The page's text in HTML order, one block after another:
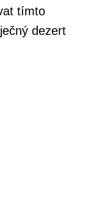
tímto
dezert